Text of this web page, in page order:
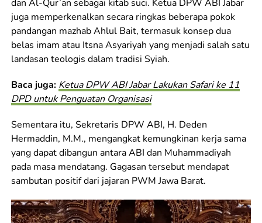
dan Al-Qur’an sebagai kitab suci. Ketua DPW ABI Jabar
juga memperkenalkan secara ringkas beberapa pokok
pandangan mazhab Ahlul Bait, termasuk konsep dua
belas imam atau Itsna Asyariyah yang menjadi salah satu
landasan teologis dalam tradisi Syiah.
Baca juga: Ketua DPW ABI Jabar Lakukan Safari ke 11
DPD untuk Penguatan Organisasi
Sementara itu, Sekretaris DPW ABI, H. Deden
Hermaddin, M.M., mengangkat kemungkinan kerja sama
yang dapat dibangun antara ABI dan Muhammadiyah
pada masa mendatang. Gagasan tersebut mendapat
sambutan positif dari jajaran PWM Jawa Barat.